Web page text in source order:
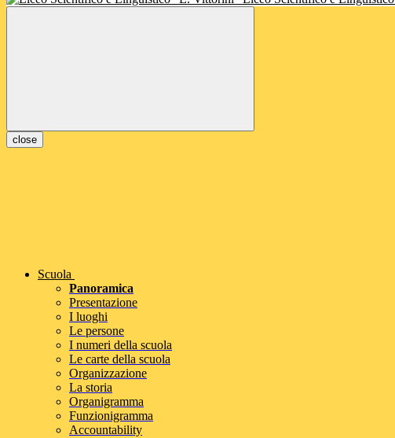
close
Scuola
Panoramica
Presentazione
I luoghi
Le persone
I numeri della scuola
Le carte della scuola
Organizzazione
La storia
Organigramma
Funzionigramma
Accountability